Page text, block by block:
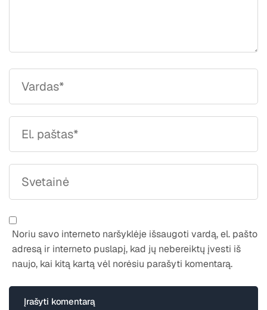
Noriu savo interneto naršyklėje išsaugoti vardą, el. pašto
adresą ir interneto puslapį, kad jų nebereiktų įvesti iš
naujo, kai kitą kartą vėl norėsiu parašyti komentarą.